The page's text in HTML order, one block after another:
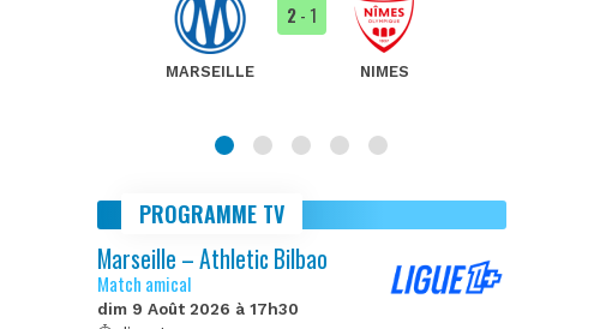
MARSEILLE
2- 1
NIMES
PROGRAMME TV
Marseille – Athletic Bilbao
Match amical
dim 9 Août 2026 à 17h30